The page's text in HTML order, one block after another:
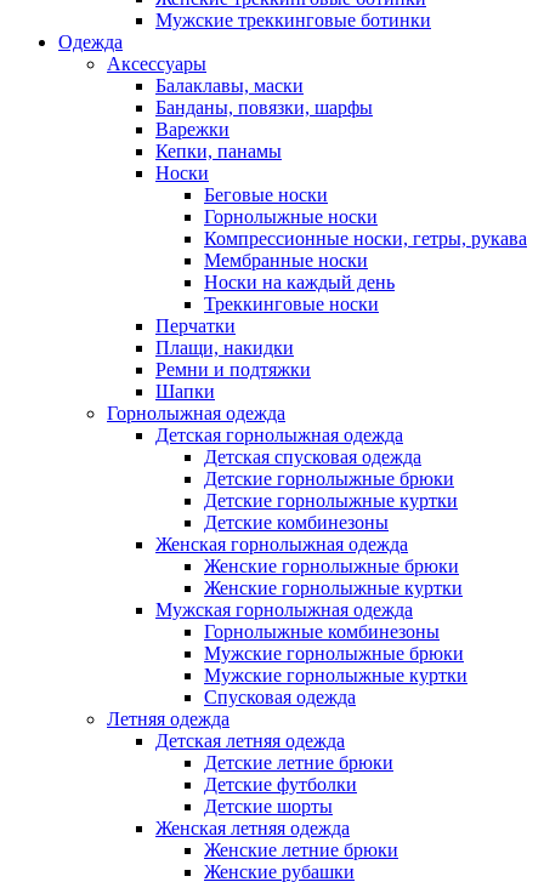
Мужские треккинговые ботинки
Одежда
Аксессуары
Балаклавы, маски
Банданы, повязки, шарфы
Варежки
Кепки, панамы
Носки
Беговые носки
Горнолыжные носки
Компрессионные носки, гетры, рукава
Мембранные носки
Носки на каждый день
Треккинговые носки
Перчатки
Плащи, накидки
Ремни и подтяжки
Шапки
Горнолыжная одежда
Детская горнолыжная одежда
Детская спусковая одежда
Детские горнолыжные брюки
Детские горнолыжные куртки
Детские комбинезоны
Женская горнолыжная одежда
Женские горнолыжные брюки
Женские горнолыжные куртки
Мужская горнолыжная одежда
Горнолыжные комбинезоны
Мужские горнолыжные брюки
Мужские горнолыжные куртки
Спусковая одежда
Летняя одежда
Детская летняя одежда
Детские летние брюки
Детские футболки
Детские шорты
Женская летняя одежда
Женские летние брюки
Женские рубашки